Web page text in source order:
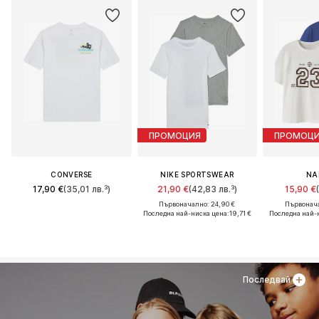
CONVERSE
17,90 €(35,01 лв.³)
ПРОМОЦИЯ
NIKE SPORTSWEAR
21,90 €(42,83 лв.³)
Първоначално: 24,90 €
Последна най-ниска цена:19,71 €
15,90 €
Последна най-
Последвай